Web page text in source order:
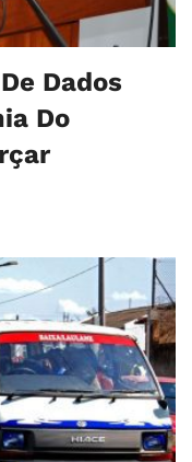
Dados
Do